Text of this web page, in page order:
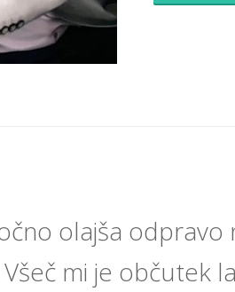
olajša odpravo
mi je občutek